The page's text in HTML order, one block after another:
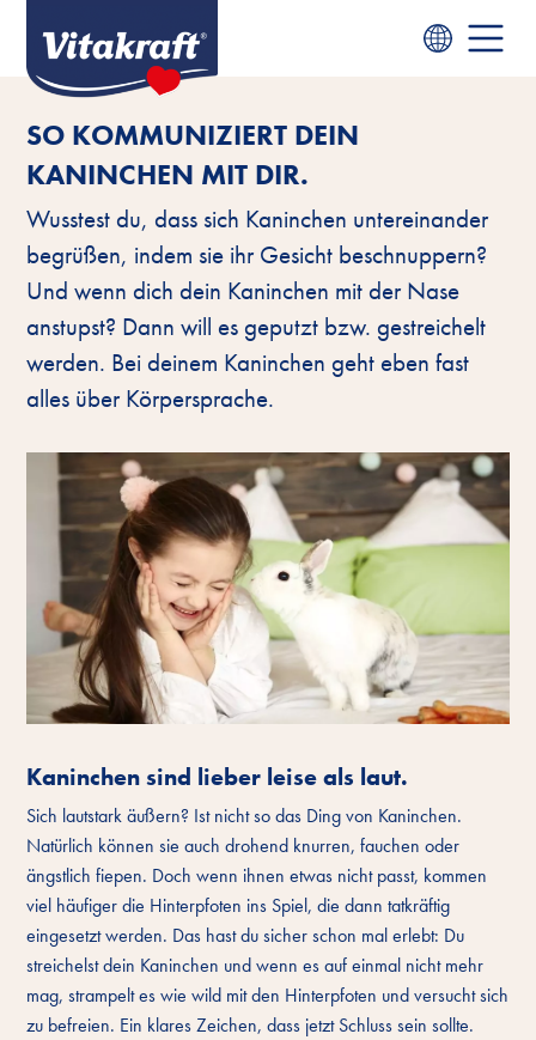
SO KOMMUNIZIERT DEIN
KANINCHEN MIT DIR.
Wusstest du, dass sich Kaninchen untereinander
begrüßen, indem sie ihr Gesicht beschnuppern?
Und wenn dich dein Kaninchen mit der Nase
anstupst? Dann will es geputzt bzw. gestreichelt
werden. Bei deinem Kaninchen geht eben fast
alles über Körpersprache.
Kaninchen sind lieber leise als laut.
Sich lautstark äußern? Ist nicht so das Ding von Kaninchen.
Natürlich können sie auch drohend knurren, fauchen oder
ängstlich fiepen. Doch wenn ihnen etwas nicht passt, kommen
viel häufiger die Hinterpfoten ins Spiel, die dann tatkräftig
eingesetzt werden. Das hast du sicher schon mal erlebt: Du
streichelst dein Kaninchen und wenn es auf einmal nicht mehr
mag, strampelt es wie wild mit den Hinterpfoten und versucht sich
zu befreien. Ein klares Zeichen, dass jetzt Schluss sein sollte.